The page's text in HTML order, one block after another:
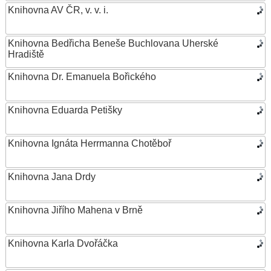
Knihovna AV ČR, v. v. i.
Knihovna Bedřicha Beneše Buchlovana Uherské
Hradiště
Knihovna Dr. Emanuela Bořického
Knihovna Eduarda Petišky
Knihovna Ignáta Herrmanna Chotěboř
Knihovna Jana Drdy
Knihovna Jiřího Mahena v Brně
Knihovna Karla Dvořáčka